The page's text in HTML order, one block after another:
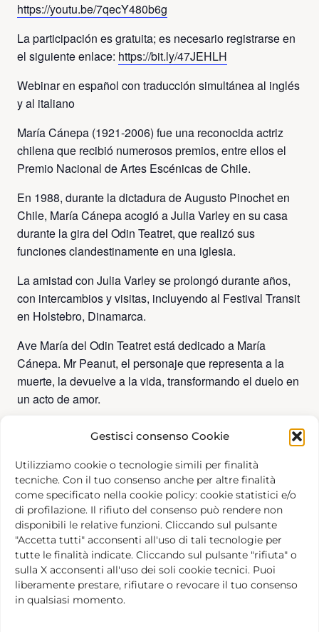
Gestisci consenso Cookie
Utilizziamo cookie o tecnologie simili per finalità
tecniche. Con il tuo consenso anche per altre finalità
come specificato nella cookie policy: cookie statistici e/o
di profilazione. Il rifiuto del consenso può rendere non
disponibili le relative funzioni. Cliccando sul pulsante
"Accetta tutti" acconsenti all'uso di tali tecnologie per
tutte le finalità indicate. Cliccando sul pulsante "rifiuta" o
sulla X acconsenti all'uso dei soli cookie tecnici. Puoi
liberamente prestare, rifiutare o revocare il tuo consenso
in qualsiasi momento.
https://youtu.be/7qecY480b6g
La participación es gratuita; es necesario registrarse en
el siguiente enlace: https://bit.ly/47JEHLH
Webinar en español con traducción simultánea al inglés
y al italiano
María Cánepa (1921-2006) fue una reconocida actriz
chilena que recibió numerosos premios, entre ellos el
Premio Nacional de Artes Escénicas de Chile.
En 1988, durante la dictadura de Augusto Pinochet en
Chile, María Cánepa acogió a Julia Varley en su casa
durante la gira del Odin Teatret, que realizó sus
funciones clandestinamente en una iglesia.
La amistad con Julia Varley se prolongó durante años,
con intercambios y visitas, incluyendo al Festival Transit
en Holstebro, Dinamarca.
Ave María del Odin Teatret está dedicado a María
Cánepa. Mr Peanut, el personaje que representa a la
muerte, la devuelve a la vida, transformando el duelo en
un acto de amor.
DETAILS
Date:
marzo 26
Time: 18:00 - 20:00